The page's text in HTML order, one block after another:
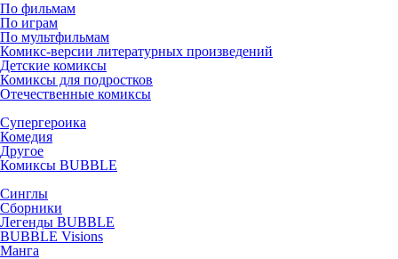
По фильмам
По играм
По мультфильмам
Комикс-версии литературных произведений
Детские комиксы
Комиксы для подростков
Отечественные комиксы
Супергероика
Комедия
Другое
Комиксы BUBBLE
Синглы
Сборники
Легенды BUBBLE
BUBBLE Visions
Манга